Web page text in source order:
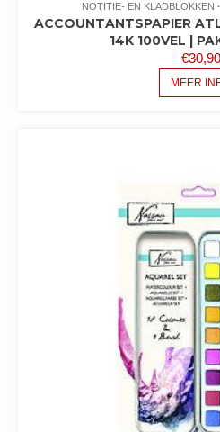
NOTITIE- EN KLADBLOKKEN
ACCOUNTANTSPAPIER
14K 100VEL |
€30,90
MEER